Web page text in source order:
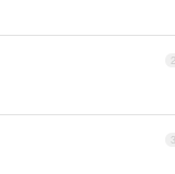
2
3